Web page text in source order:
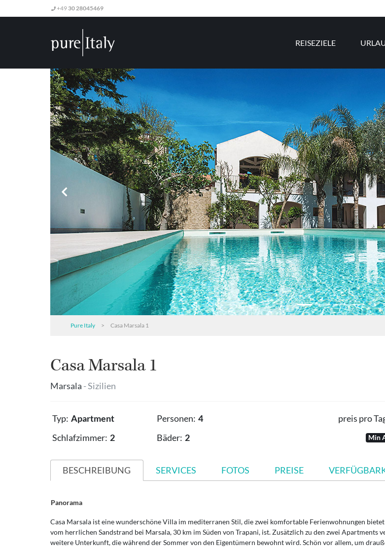
+49 30 28045469
REISEZIELE
vorherige
Pure Italy > Casa Marsala 1
Casa Marsala 1
Marsala - Sizilien
Typ: Apartment Personen: 4 preis pro
Schlafzimmer: 2 Bäder: 2 Min
BESCHREIBUNG SERVICES FOTOS PREISE
Panorama
Casa Marsala ist eine wunderschöne Villa im mediterranen Stil, die zwei komfortable Ferienwohnungen
vom herrlichen Sandstrand bei Marsala, 30 km im Süden von Trapani, ist. Zusätzlich zu den zwei Apartments
weitere Unterkunft, die während der Sommer von den Eigentümern bewohnt wird. Schön vor allem, um